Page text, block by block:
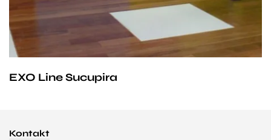
EXO Line Sucupira
Kontakt